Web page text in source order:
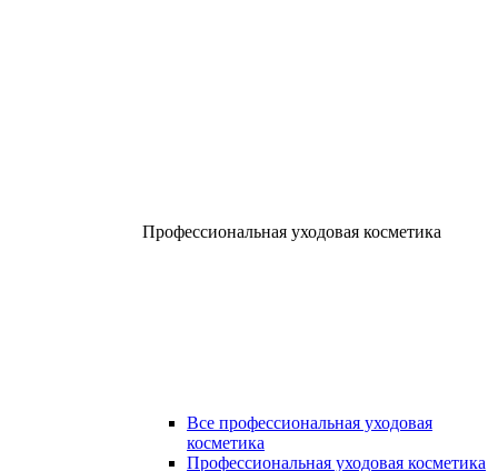
Профессиональная уходовая косметика
Все профессиональная уходовая
косметика
Профессиональная уходовая косметика